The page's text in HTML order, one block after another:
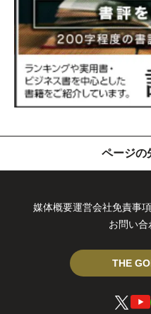
ページの
媒体概要運営会社免責事
お問い合
THE